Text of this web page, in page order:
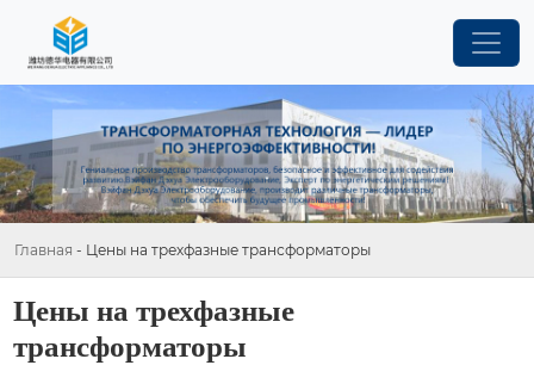
Главная - Цены на трехфазные трансформаторы
Цены на трехфазные
трансформаторы